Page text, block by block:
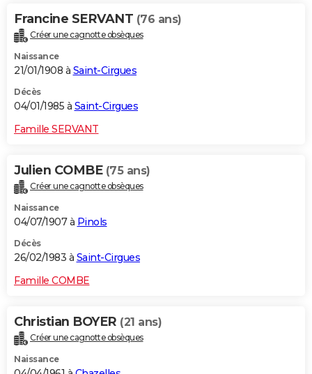
Francine SERVANT (76 ans)
Créer une cagnotte obsèques
Naissance
21/01/1908 à Saint-Cirgues
Décès
04/01/1985 à Saint-Cirgues
Famille SERVANT
Julien COMBE (75 ans)
Créer une cagnotte obsèques
Naissance
04/07/1907 à Pinols
Décès
26/02/1983 à Saint-Cirgues
Famille COMBE
Christian BOYER (21 ans)
Créer une cagnotte obsèques
Naissance